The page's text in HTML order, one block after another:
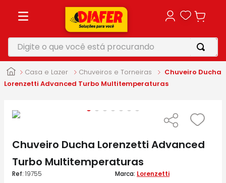
Digite o que você está procurando
Casa e Lazer Chuveiros e Torneiras
Chuveiro Ducha
Lorenzetti Advanced Turbo Multitemperaturas
Chuveiro Ducha Lorenzetti Advanced
Turbo Multitemperaturas
: 19755 Lorenzetti
1º
motosserra